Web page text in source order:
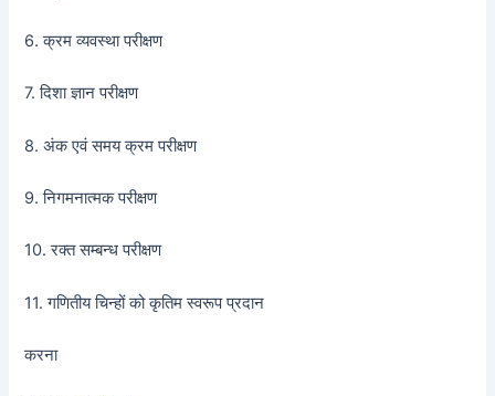
6. क्रम व्यवस्था परीक्षण
7. दिशा ज्ञान परीक्षण
8. अंक एवं समय क्रम परीक्षण
9. निगमनात्मक परीक्षण
10. रक्त सम्बन्ध परीक्षण
11. गणितीय चिन्हों को कृतिम स्वरूप प्रदान
करना